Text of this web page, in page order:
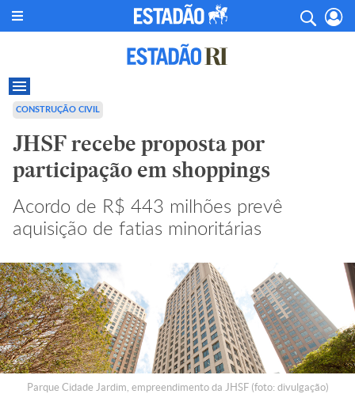
CONSTRUÇÃO CIVIL
JHSF recebe proposta por
participação em shoppings
Acordo de R$ 443 milhões prevê
aquisição de fatias minoritárias
Parque Cidade Jardim, empreendimento da JHSF (foto: divulgação)